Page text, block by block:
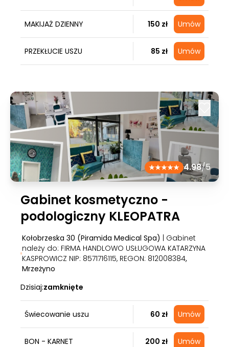
MAKIJAŻ DZIENNY 150 zł Umów
PRZEKŁUCIE USZU 85 zł Umów
4.98/5
Gabinet kosmetyczno -
podologiczny KLEOPATRA
Kołobrzeska 30 (Piramida Medical Spa)
| Gabinet
należy do: FIRMA HANDLOWO USŁUGOWA KATARZYNA
KASPROWICZ NIP: 8571716115, REGON: 812008384,
Mrzeżyno
Dzisiaj:zamknięte
Świecowanie uszu 60 zł Umów
BON - KARNET 200 zł Umów